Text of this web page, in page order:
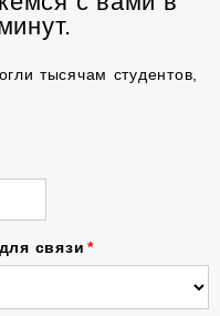
тысячам студентов,
связи